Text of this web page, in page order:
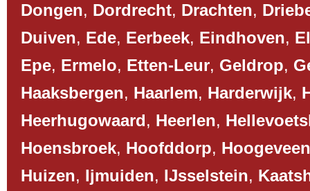
Dongen, Dordrecht, Drachten,
Duiven, Ede, Eerbeek, Eindhoven,
Epe, Ermelo, Etten-Leur, Geldrop,
Haaksbergen, Haarlem, Harderwijk,
Heerhugowaard, Heerlen,
Hoensbroek, Hoofddorp, Hoogeveen
Huizen, Ijmuiden, IJsselstein,